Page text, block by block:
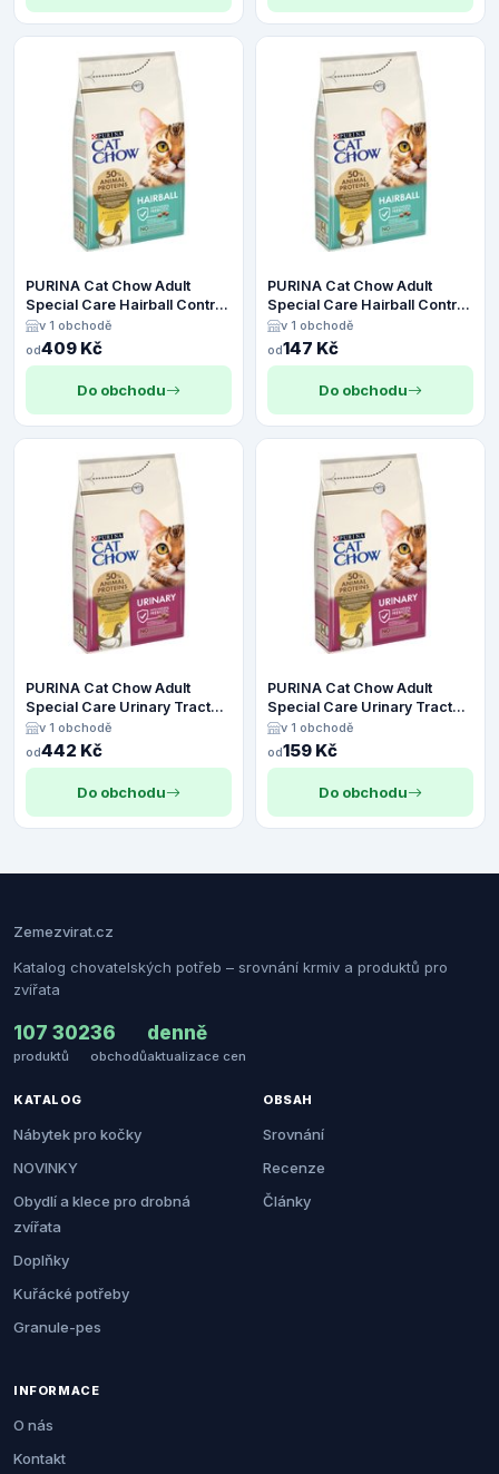
PURINA Cat Chow Adult
Special Care Hairball Control
- 4,5 kg
v 1 obchodě
od409 Kč
Do obchodu
PURINA Cat Chow Adult
Special Care Hairball Control
- 1,5 kg
v 1 obchodě
od147 Kč
Do obchodu
PURINA Cat Chow Adult
Special Care Urinary Tract
Health - 4,5 kg
v 1 obchodě
od442 Kč
Do obchodu
PURINA Cat Chow Adult
Special Care Urinary Tract
Health - 1,5 kg
v 1 obchodě
od159 Kč
Do obchodu
Zemezvirat.cz
Katalog chovatelských potřeb – srovnání krmiv a produktů pro
zvířata
107 302
produktů
36
obchodů
denně
aktualizace cen
KATALOG
Nábytek pro kočky
NOVINKY
Obydlí a klece pro drobná
zvířata
Doplňky
Kuřácké potřeby
Granule-pes
OBSAH
Srovnání
Recenze
Články
INFORMACE
O nás
Kontakt